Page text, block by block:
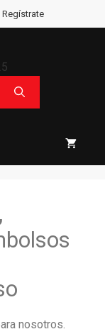
Regístrate
nosotros.